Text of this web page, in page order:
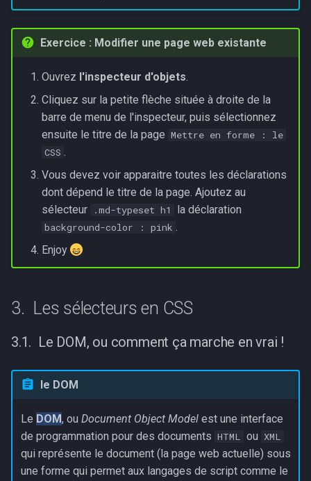
Exercice : Modifier une page web existante
Ouvrez l'inspecteur d'objets.
Cliquez sur la petite flèche située à droite de la
barre de menu de l'inspecteur, puis sélectionnez
ensuite le titre de la page Mettre en forme : le
CSS .
Vous devez voir apparaitre toutes les déclarations
dont dépend le titre de la page. Ajoutez au
sélecteur
.md-typeset h1 la déclaration
background-color : pink .
Enjoy
Les sélecteurs en CSS
Le DOM, ou comment ça marche en vrai !
le DOM
Le DOM, ou Document Object Modelest une interface
de programmation pour des documents HTML ou XML
qui représente le document (la page web actuelle) sous
une forme qui permet aux langages de script comme le